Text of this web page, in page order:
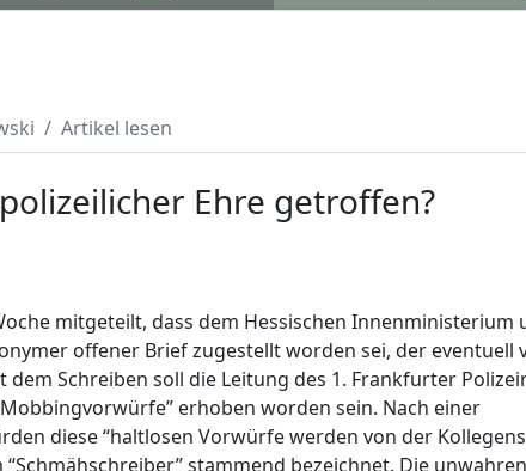
Artikel lesen
Ehre getroffen?
mitgeteilt, dass dem Hessischen Innenministerium
offener Brief zugestellt worden sei, der eventuell
Schreiben soll die Leitung des 1. Frankfurter
erhoben worden sein. Nach einer
diese “haltlosen Vorwürfe werden von der
stammend bezeichnet. Die unwahren